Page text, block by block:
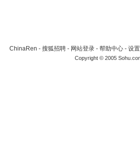
ChinaRen - 搜狐招聘 - 网站登录 - 帮助中心 - 设
Copyright © 2005